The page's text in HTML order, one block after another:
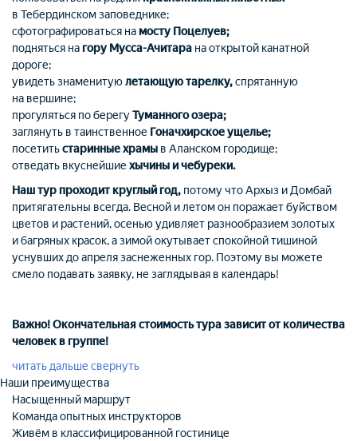
в Тебердинском заповеднике;
сфотографироваться намосту Поцелуев;
подняться нагору Мусса-Ачитара на открытой канатной
дороге;
увидеть знаменитуюлетающую тарелку,спрятанную
на вершине;
прогуляться по берегуТуманного озера;
заглянуть в таинственное Гоначхирское ущелье;
посетитьстаринные храмы в Аланском городище;
отведать вкуснейшие хычины и чебуреки.
Наш тур проходит круглый год, потому что Архыз и Домбай
притягательны всегда. Весной и летом он поражает буйством
цветов и растений, осенью удивляет разнообразием золотых
и багряных красок, а зимой окутывает спокойной тишиной
уснувших до апреля заснеженных гор. Поэтому вы можете
смело подавать заявку, не заглядывая в календарь!
Важно! Окончательная стоимость тура зависит от количества
человек в группе!
читать дальше свернуть
Наши преимущества
Насыщенный маршрут
Команда опытных инструкторов
Живём в классифицированной гостинице